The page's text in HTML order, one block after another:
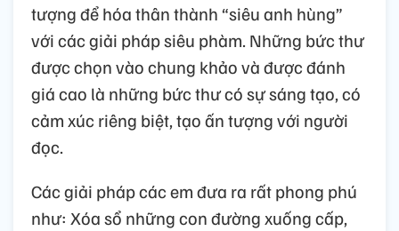
tượng để hóa thân thành “siêu anh hùng”
với các giải pháp siêu phàm. Những bức thư
được chọn vào chung khảo và được đánh
giá cao là những bức thư có sự sáng tạo, có
cảm xúc riêng biệt, tạo ấn tượng với người
đọc.
Các giải pháp các em đưa ra rất phong phú
như: Xóa sổ những con đường xuống cấp,